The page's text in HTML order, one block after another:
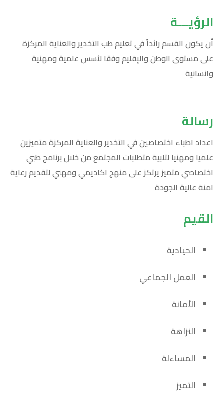
الرؤيـــة
أن يكون القسم رائداً في تعليم طب التخدير والعناية المركزة
على مستوى الوطن والإقليم وفقا لأسس علمية ومهنية
وانسانية
رسالة
اعداد اطباء اختصاصين في التخدير والعناية المركزة متميزين
علميا ومهنيا لتلبية متطلبات المجتمع من خلال برنامج طبي
اختصاصي متميز يرتكز على منهج اكاديمي ومهني لتقديم رعاية
امنة عالية الجودة
القيم
الحيادية
العمل الجماعي
الأمانة
النزاهة
المساءلة
التميز